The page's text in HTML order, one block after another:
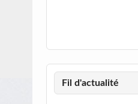
Fil d'actualité